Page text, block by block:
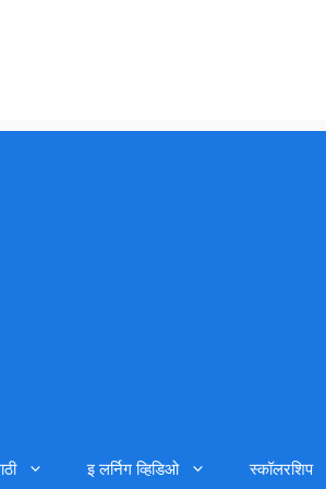
इ लर्निग व्हिडिओ स्कॉलरशिप